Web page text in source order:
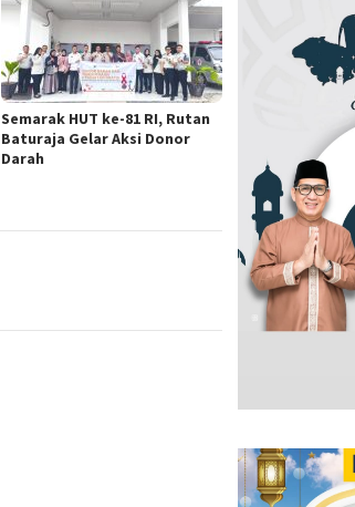
Semarak HUT ke-81 RI, Rutan
Baturaja Gelar Aksi Donor
Darah